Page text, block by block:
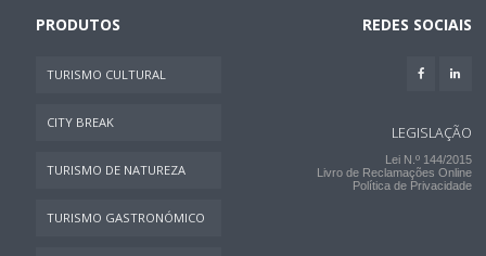
PRODUTOS
TURISMO CULTURAL
CITY BREAK
TURISMO DE NATUREZA
TURISMO GASTRONÓMICO
REDES SOCIAIS
LEGISLAÇÃO
Lei N.º 144/2015
Livro de Reclamações Online
Política de Privacidade